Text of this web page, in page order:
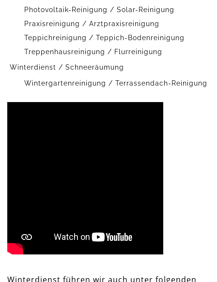
Photovoltaik-Reinigung / Solar-Reinigung
Praxisreinigung / Arztpraxisreinigung
Teppichreinigung / Teppich-Bodenreinigung
Treppenhausreinigung / Flurreinigung
Winterdienst / Schneeräumung
Wintergartenreinigung / Terrassendach-Reinigung
Winterdienst führen wir auch unter folgenden